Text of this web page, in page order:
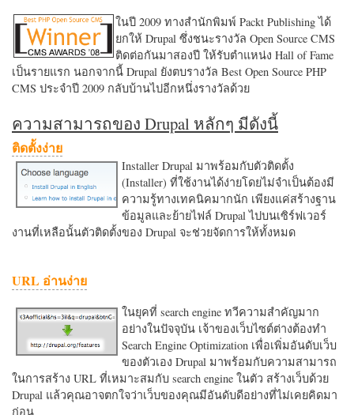
ในปี 2009 ทางสำนักพิมพ์ Packt Publishing ได้
ยกให้ Drupal ซึ่งชนะรางวัล Open Source CMS
ติดต่อกันมาสองปี ให้รับตำแหน่ง Hall of Fame
เป็นรายแรก นอกจากนี้ Drupal ยังตบรางวัล Best Open Source PHP
CMS ประจำปี 2009 กลับบ้านไปอีกหนึ่งรางวัลด้วย
ความสามารถของ Drupal หลักๆ มีดังนี้
ติดตั้งง่าย
Installer Drupal มาพร้อมกับตัวติดตั้ง
(Installer) ที่ใช้งานได้ง่ายโดยไม่จำเป็นต้องมี
ความรู้ทางเทคนิคมากนัก เพียงแค่สร้างฐาน
ข้อมูลและย้ายไฟล์ Drupal ไปบนเซิร์ฟเวอร์
งานที่เหลือนั้นตัวติดตั้งของ Drupal จะช่วยจัดการให้ทั้งหมด
URL อ่านง่าย
ในยุคที่ search engine ทวีความสำคัญมาก
อย่างในปัจจุบัน เจ้าของเว็บไซต์ต่างต้องทำ
Search Engine Optimization เพื่อเพิ่มอันดับเว็บ
ของตัวเอง Drupal มาพร้อมกับความสามารถ
ในการสร้าง URL ที่เหมาะสมกับ search engine ในตัว สร้างเว็บด้วย
Drupal แล้วคุณอาจตกใจว่าเว็บของคุณมีอันดับดีอย่างที่ไม่เคยคิดมา
ก่อน